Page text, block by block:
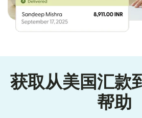
获取从美国汇款
帮助